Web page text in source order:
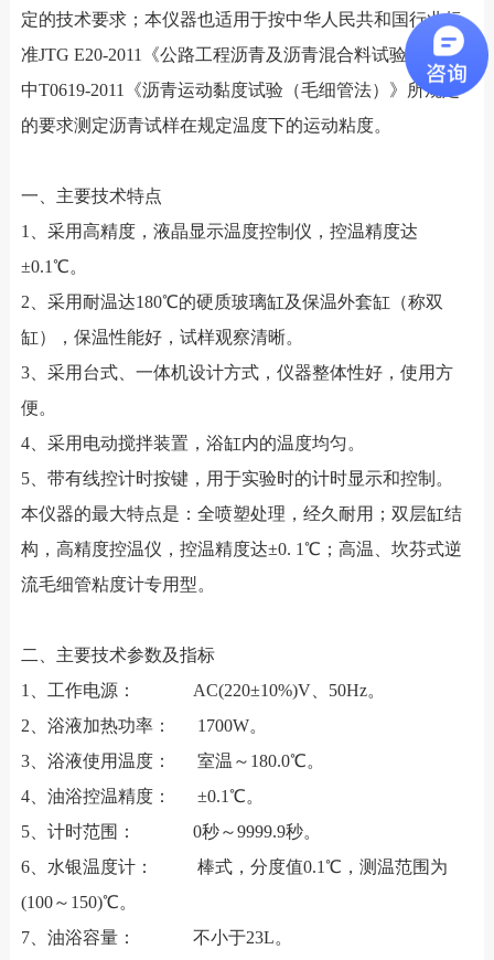
定的技术要求；本仪器也适用于按中华人民共和国行业标
准JTG E20-2011《公路工程沥青及沥青混合料试验规程》
中T0619-2011《沥青运动黏度试验（毛细管法）》所规定
的要求测定沥青试样在规定温度下的运动粘度。
一、主要技术特点
1、采用高精度，液晶显示温度控制仪，控温精度达
±0.1℃。
2、采用耐温达180℃的硬质玻璃缸及保温外套缸（称双
缸），保温性能好，试样观察清晰。
3、采用台式、一体机设计方式，仪器整体性好，使用方
便。
4、采用电动搅拌装置，浴缸内的温度均匀。
5、带有线控计时按键，用于实验时的计时显示和控制。
本仪器的最大特点是：全喷塑处理，经久耐用；双层缸结
构，高精度控温仪，控温精度达±0. 1℃；高温、坎芬式逆
流毛细管粘度计专用型。
二、主要技术参数及指标
1、工作电源： AC(220±10%)V、50Hz。
2、浴液加热功率： 1700W。
3、浴液使用温度： 室温～180.0℃。
4、油浴控温精度： ±0.1℃。
5、计时范围： 0秒～9999.9秒。
6、水银温度计： 棒式，分度值0.1℃，测温范围为
(100～150)℃。
7、油浴容量： 不小于23L。